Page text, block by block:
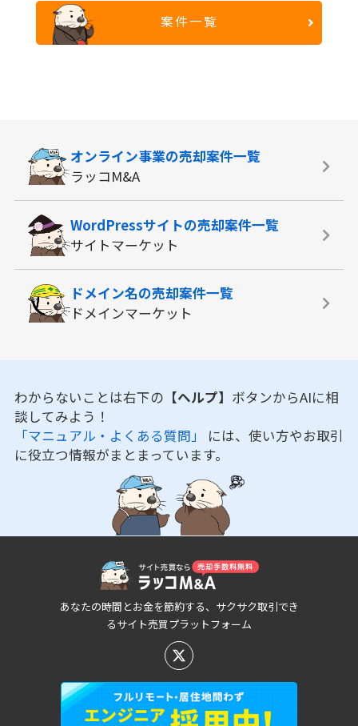
案件一覧
オンライン事業の売却案件一覧
ラッコM&A
WordPressサイトの売却案件一覧
サイトマーケット
ドメイン名の売却案件一覧
ドメインマーケット
わからないことは右下の 【ヘルプ】 ボタンからAIに相
談してみよう！
「マニュアル・よくある質問」 には、使い方やお取引
に役立つ情報がまとまっています。
あなたの時間とお金を節約する、サクサク取引でき
るサイト売買プラットフォーム